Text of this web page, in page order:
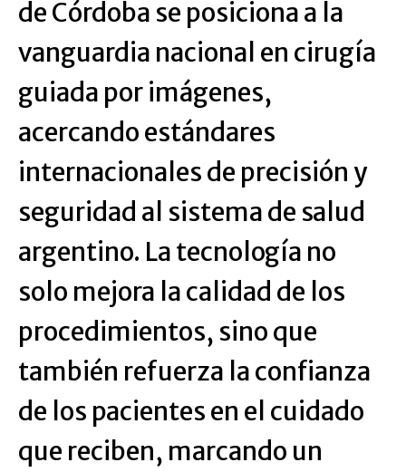
de Córdoba se posiciona a la
vanguardia nacional en cirugía
guiada por imágenes,
acercando estándares
internacionales de precisión y
seguridad al sistema de salud
argentino. La tecnología no
solo mejora la calidad de los
procedimientos, sino que
también refuerza la confianza
de los pacientes en el cuidado
que reciben, marcando un